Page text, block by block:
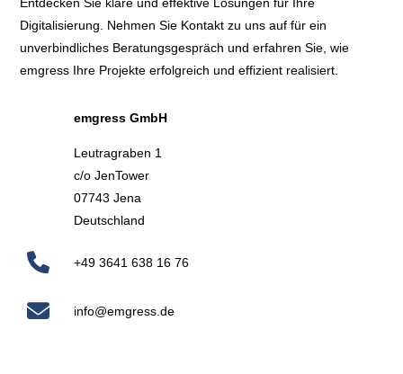
Entwicklung
Digitalisierung. Nehmen Sie Kontakt zu uns auf für ein
unverbindliches Beratungsgespräch und erfahren Sie, wie
emgress Ihre Projekte erfolgreich und effizient realisiert.
emgress GmbH
Leutragraben 1
c/o JenTower
07743 Jena
Deutschland
+49 3641 638 16 76
info@emgress.de